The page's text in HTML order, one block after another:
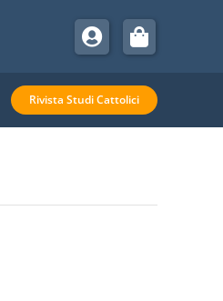
Rivista Studi Cattolici